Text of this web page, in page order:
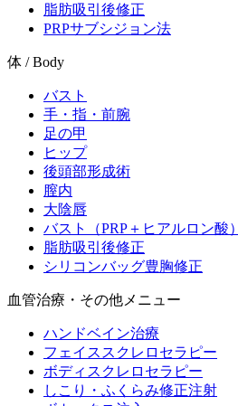
脂肪吸引後修正
PRPサブシジョン法
体 / Body
バスト
手・指・前腕
足の甲
ヒップ
後頭部形成術
膣内
大陰唇
バスト（PRP＋ヒアルロン酸）
脂肪吸引後修正
シリコンバッグ豊胸修正
血管治療・その他メニュー
ハンドベイン治療
フェイススクレロセラピー
ボディスクレロセラピー
しこり・ふくらみ修正注射